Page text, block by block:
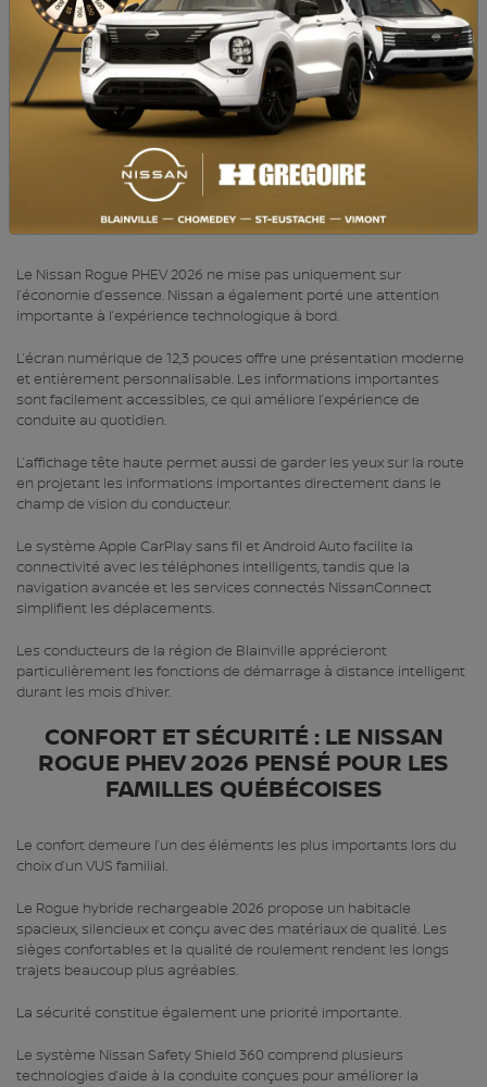
pour les conducteurs québécois. Pouvoir démarrer le véhicule à
distance et préchauffer l’habitacle durant l’hiver améliore
considérablement le confort quotidien.
TECHNOLOGIE NISSAN ROGUE PHEV
2026 : UNE EXPÉRIENCE MODERNE ET
CONNECTÉE
Le Nissan Rogue PHEV 2026 ne mise pas uniquement sur
l’économie d’essence. Nissan a également porté une attention
importante à l’expérience technologique à bord.
L’écran numérique de 12,3 pouces offre une présentation moderne
et entièrement personnalisable. Les informations importantes
sont facilement accessibles, ce qui améliore l’expérience de
conduite au quotidien.
L’affichage tête haute permet aussi de garder les yeux sur la route
en projetant les informations importantes directement dans le
champ de vision du conducteur.
Le système Apple CarPlay sans fil et Android Auto facilite la
connectivité avec les téléphones intelligents, tandis que la
navigation avancée et les services connectés NissanConnect
simplifient les déplacements.
Les conducteurs de la région de Blainville apprécieront
particulièrement les fonctions de démarrage à distance intelligent
durant les mois d’hiver.
CONFORT ET SÉCURITÉ : LE NISSAN
ROGUE PHEV 2026 PENSÉ POUR LES
FAMILLES QUÉBÉCOISES
Le confort demeure l’un des éléments les plus importants lors du
choix d’un VUS familial.
Le Rogue hybride rechargeable 2026 propose un habitacle
spacieux, silencieux et conçu avec des matériaux de qualité. Les
sièges confortables et la qualité de roulement rendent les longs
trajets beaucoup plus agréables.
La sécurité constitue également une priorité importante.
Le système Nissan Safety Shield 360 comprend plusieurs
technologies d’aide à la conduite conçues pour améliorer la